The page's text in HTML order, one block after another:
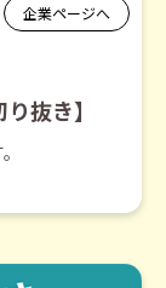
企業ページへ
抜き】